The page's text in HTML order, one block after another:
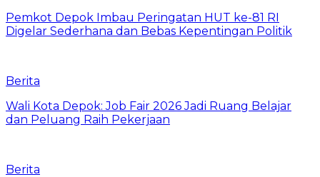
Pemkot Depok Imbau Peringatan HUT ke-81 RI
Digelar Sederhana dan Bebas Kepentingan Politik
Berita
Wali Kota Depok: Job Fair 2026 Jadi Ruang Belajar
dan Peluang Raih Pekerjaan
Berita